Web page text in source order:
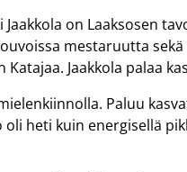
on Laaksosen
mestaruutta
Jaakkola palaa
Paluu
oli heti kuin energisellä